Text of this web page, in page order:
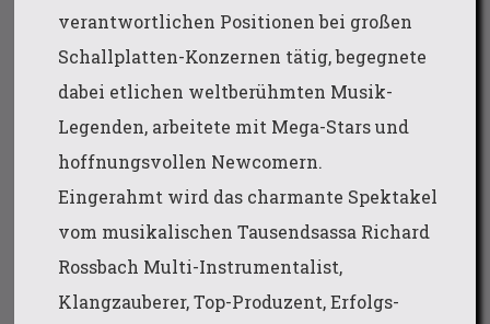
verantwortlichen Positionen bei großen
Schallplatten-Konzernen tätig, begegnete
dabei etlichen weltberühmten Musik-
Legenden, arbeitete mit Mega-Stars und
hoffnungsvollen Newcomern.
Eingerahmt wird das charmante Spektakel
vom musikalischen Tausendsassa Richard
Rossbach Multi-Instrumentalist,
Klangzauberer, Top-Produzent, Erfolgs-